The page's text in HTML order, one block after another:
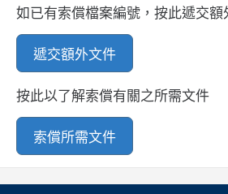
如已有索償檔案編號，按此遞交額
遞交額外文件
按此以了解索償有關之所需文件
索償所需文件